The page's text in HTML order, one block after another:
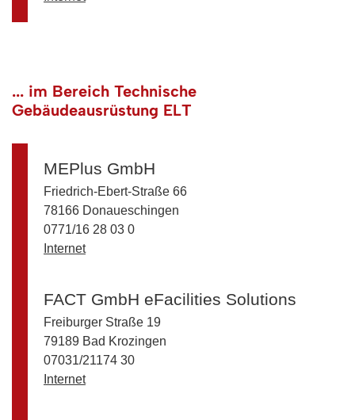
... im Bereich Technische
Gebäudeausrüstung ELT
MEPlus GmbH
Friedrich-Ebert-Straße 66
78166 Donaueschingen
0771/16 28 03 0
Internet
FACT GmbH eFacilities Solutions
Freiburger Straße 19
79189 Bad Krozingen
07031/21174 30
Internet